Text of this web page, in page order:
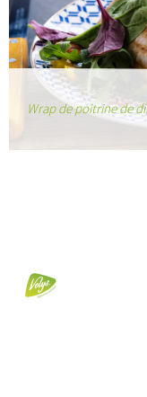
Wrap de poitrine de